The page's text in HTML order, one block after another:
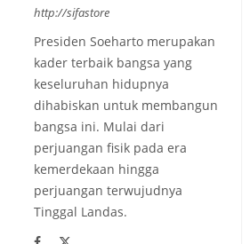
http://sifastore
Presiden Soeharto merupakan
kader terbaik bangsa yang
keseluruhan hidupnya
dihabiskan untuk membangun
bangsa ini. Mulai dari
perjuangan fisik pada era
kemerdekaan hingga
perjuangan terwujudnya
Tinggal Landas.